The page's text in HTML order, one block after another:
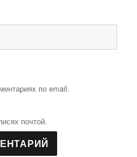
по email.
почтой.